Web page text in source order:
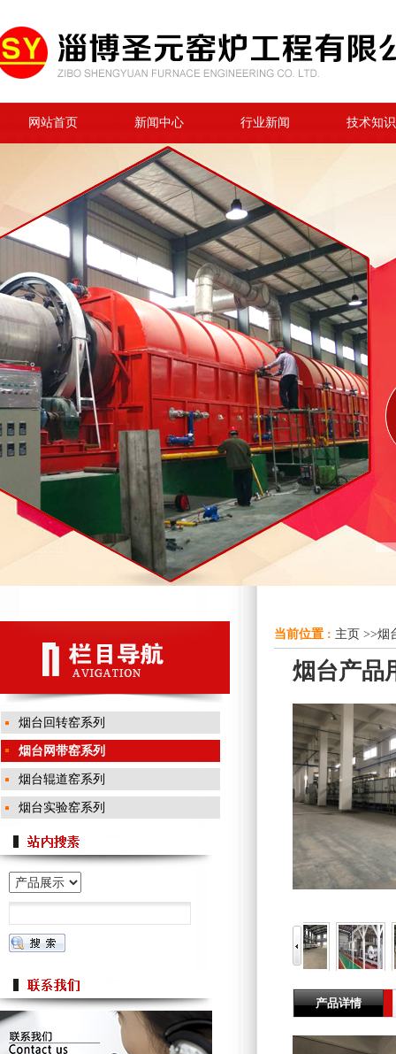
网站首页 新闻中心 行业新闻 技术知识
当前位置 : 主页 >>烟
烟台产品
产品详情
烟台回转窑系列
烟台网带窑系列
烟台辊道窑系列
烟台实验窑系列